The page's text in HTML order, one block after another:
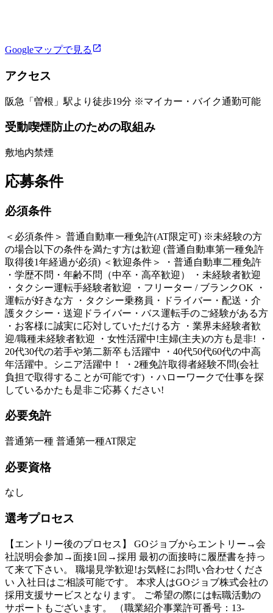
Googleマップで見る
アクセス
阪急「曽根」駅より徒歩19分 ※マイカー・バイク通勤可能
受動喫煙防止のための取組み
敷地内禁煙
応募条件
必須条件
＜必須条件＞ 普通自動車一種免許(AT限定可) ※未経験の方
の場合以下の条件を満たす方は歓迎 (普通自動車第一種免許
取得後1年経過が必須) ＜歓迎条件＞ ・普通自動車二種免許
・学歴不問・年齢不問（中卒・高卒歓迎） ・未経験者歓迎
・タクシー運転手経験者歓迎 ・フリーター / ブランクOK ・
運転が好きな方 ・タクシー乗務員・ドライバー・配送・介
護タクシー・送迎ドライバー・バス運転手のご経験がある方
・お客様に誠実に応対していただける方 ・業界未経験者歓
迎/職種未経験者歓迎 ・女性活躍中!主婦(主夫)の方も是非! ・
20代30代の若手や第二新卒も活躍中 ・40代50代60代の中高
年活躍中。シニア活躍中！ ・2種免許取得者経験不問(会社
負担で取得することが可能です) ・ハローワークで仕事を探
しているかたも是非ご応募ください!
必要免許
普通第一種 普通第一種AT限定
必要資格
なし
選考プロセス
【エントリー後のプロセス】 GOジョブからエントリー→会
社説明会参加→面接1回→採用 最初の面接時に履歴書を持っ
て来て下さい。 職場見学歓迎!お気軽にお問い合わせくださ
い 入社日はご相談可能です。 本求人はGOジョブ株式会社の
採用支援サービスとなります。 ご希望の際には転職活動の
サポートもございます。 （職業紹介事業許可番号：13-